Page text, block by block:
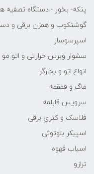
پنکه- بخور - دستگاه تصفیه
گوشتکوب و همزن برقی و
اسپرسوساز
سشوار وبرس حرارتی و اتو مو
انواع اتو و بخارگر
ماگ و قمقمه
سرویس قابلمه
فلاسک و کتری برقی
اسپیکر بلوتوثی
اسیاب قهوه
ترازو